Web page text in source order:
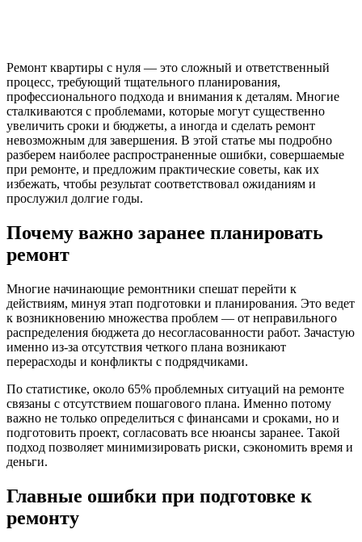
Ремонт квартиры с нуля — это сложный и ответственный
процесс, требующий тщательного планирования,
профессионального подхода и внимания к деталям. Многие
сталкиваются с проблемами, которые могут существенно
увеличить сроки и бюджеты, а иногда и сделать ремонт
невозможным для завершения. В этой статье мы подробно
разберем наиболее распространенные ошибки, совершаемые
при ремонте, и предложим практические советы, как их
избежать, чтобы результат соответствовал ожиданиям и
прослужил долгие годы.
Почему важно заранее планировать
ремонт
Многие начинающие ремонтники спешат перейти к
действиям, минуя этап подготовки и планирования. Это ведет
к возникновению множества проблем — от неправильного
распределения бюджета до несогласованности работ. Зачастую
именно из-за отсутствия четкого плана возникают
перерасходы и конфликты с подрядчиками.
По статистике, около 65% проблемных ситуаций на ремонте
связаны с отсутствием пошагового плана. Именно потому
важно не только определиться с финансами и сроками, но и
подготовить проект, согласовать все нюансы заранее. Такой
подход позволяет минимизировать риски, сэкономить время и
деньги.
Главные ошибки при подготовке к
ремонту